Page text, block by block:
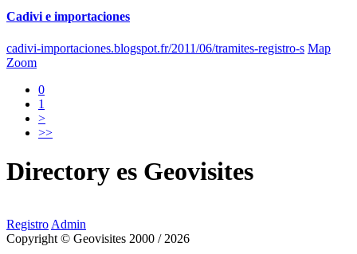
Cadivi e importaciones
cadivi-importaciones.blogspot.fr/2011/06/tramites-registro-s Map
Zoom
0
1
>
>>
Directory es Geovisites
Registro Admin
Copyright © Geovisites 2000 / 2026